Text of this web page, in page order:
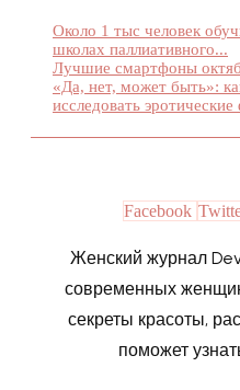
Около 1 тыс человек
школах паллиативного...
Лучшие смартфоны
«Да, нет, может быть»:
исследовать эротические
Facebook
Женский журнал
современных
секреты красоты,
поможет